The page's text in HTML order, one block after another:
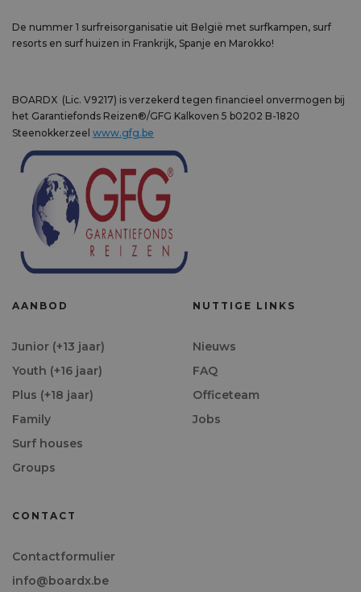
De nummer 1 surfreisorganisatie uit België met surfkampen, surf
resorts en surf huizen in Frankrijk, Spanje en Marokko!
BOARDX (Lic. V9217) is verzekerd tegen financieel onvermogen bij
het Garantiefonds Reizen®/GFG Kalkoven 5 b0202 B-1820
Steenokkerzeel www.gfg.be
AANBOD
Junior (+13 jaar)
Youth (+16 jaar)
Plus (+18 jaar)
Family
Surf houses
Groups
NUTTIGE LINKS
Nieuws
FAQ
Officeteam
Jobs
CONTACT
Contactformulier
info@boardx.be